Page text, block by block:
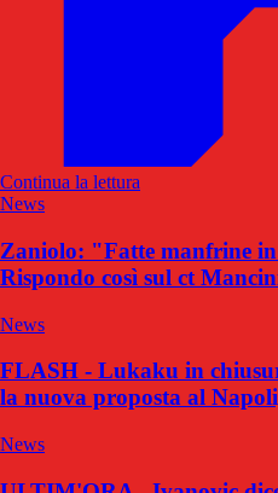
Continua la lettura
News
Zaniolo: "Fatte manfrine in
Rispondo così sul ct
News
FLASH - Lukaku in
la nuova proposta al
News